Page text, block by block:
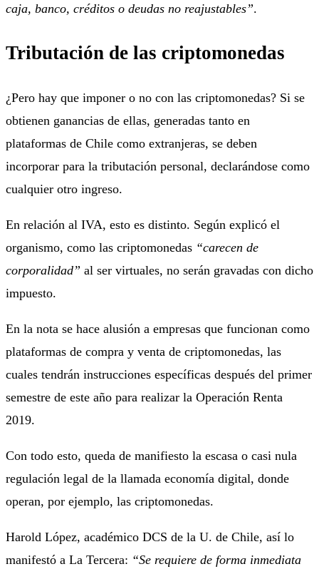
caja, banco, créditos o deudas no reajustables”.
Tributación de las criptomonedas
¿Pero hay que imponer o no con las criptomonedas? Si se
obtienen ganancias de ellas, generadas tanto en
plataformas de Chile como extranjeras, se deben
incorporar para la tributación personal, declarándose como
cualquier otro ingreso.
En relación al IVA, esto es distinto. Según explicó el
organismo, como las criptomonedas “carecen de
corporalidad” al ser virtuales, no serán gravadas con dicho
impuesto.
En la nota se hace alusión a empresas que funcionan como
plataformas de compra y venta de criptomonedas, las
cuales tendrán instrucciones específicas después del primer
semestre de este año para realizar la Operación Renta
2019.
Con todo esto, queda de manifiesto la escasa o casi nula
regulación legal de la llamada economía digital, donde
operan, por ejemplo, las criptomonedas.
Harold López, académico DCS de la U. de Chile, así lo
manifestó a La Tercera: “Se requiere de forma inmediata